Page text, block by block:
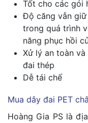
Tốt cho các gói
Độ căng vẫn
trong quá trình
năng phục hồi
Xử lý an toàn
đai thép
Dễ tái chế
Mua dây đai PET
Hoàng Gia PS là